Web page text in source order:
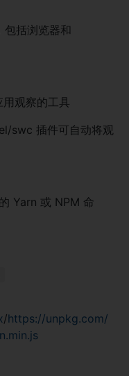
括浏览器和
用观察的工具
swc 插件可自动将观
Yarn 或 NPM 命
/https://unpkg.com/